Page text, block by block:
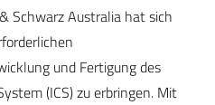
Schwarz Australia hat sich
und Fertigung des
(ICS) zu erbringen. Mit